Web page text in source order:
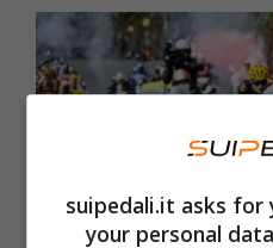
suipedali.it asks for
your personal